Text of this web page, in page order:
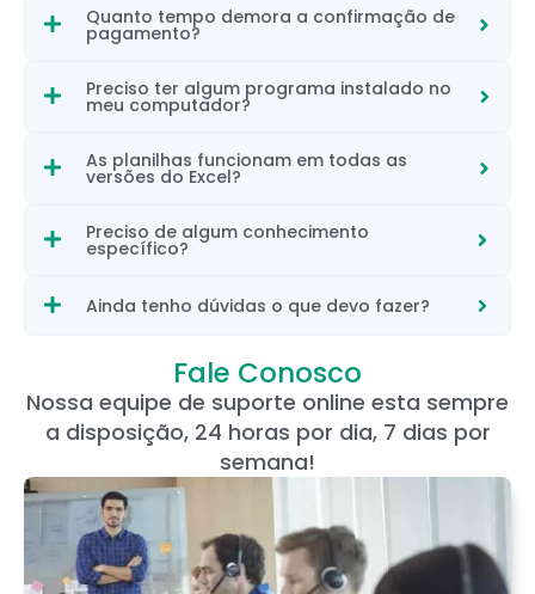
Quanto tempo demora a confirmação de
pagamento?
Preciso ter algum programa instalado no
meu computador?
As planilhas funcionam em todas as
versões do Excel?
Preciso de algum conhecimento
específico?
Ainda tenho dúvidas o que devo fazer?
Fale Conosco
Nossa equipe de suporte online esta sempre
a disposição, 24 horas por dia, 7 dias por
semana!